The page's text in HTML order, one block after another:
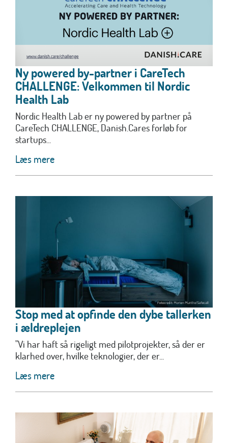
Ny powered by-partner i CareTech
CHALLENGE: Velkommen til Nordic
Health Lab
Nordic Health Lab er ny powered by partner på
CareTech CHALLENGE, Danish.Cares forløb for
startups...
Læs mere
Stop med at opfinde den dybe tallerken
i ældreplejen
"Vi har haft så rigeligt med pilotprojekter, så der er
klarhed over, hvilke teknologier, der er...
Læs mere